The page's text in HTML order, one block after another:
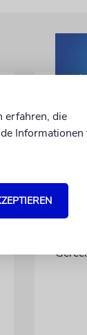
Es
Die
erfahren, die
Informationen